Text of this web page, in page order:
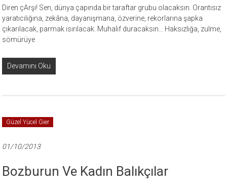
Diren çArşı! Sen, dünya çapında bir taraftar grubu olacaksın. Orantısız
yaratıcılığına, zekâna, dayanışmana, özverine, rekorlarına şapka
çıkarılacak, parmak ısırılacak. Muhalif duracaksın… Haksızlığa, zulme,
sömürüye
Devamını Oku
Güzel Yücel Gier
01/10/2013
Bozburun Ve Kadın Balıkçılar